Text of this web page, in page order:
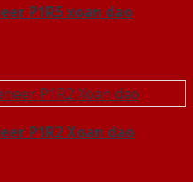
P1R5 xoan dao
P1R2 Xoan dao